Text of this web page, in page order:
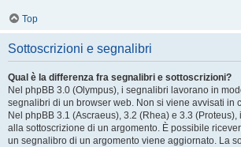
Top
Sottoscrizioni e segnalibri
Qual è la differenza fra segnalibri e sottoscrizioni?
Nel phpBB 3.0 (Olympus), i segnalibri lavorano in
segnalibri di un browser web. Non si viene avvisati in
Nel phpBB 3.1 (Ascraeus), 3.2 (Rhea) e 3.3
alla sottoscrizione di un argomento. È possibile
un segnalibro di un argomento viene aggiornato. La